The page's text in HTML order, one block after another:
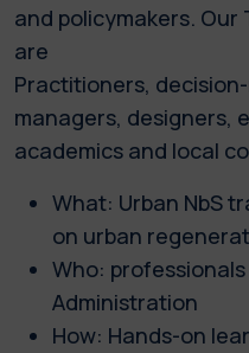
and policymakers.
are
Practitioners,
managers, designers,
academics and local
What: Urban NbS
on urban
Who:
Administration
How: Hands-on